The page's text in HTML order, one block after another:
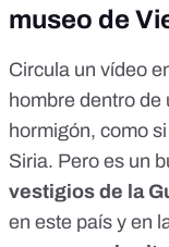
museo de
Circula un vídeo
hombre dentro de
hormigón, como
Siria. Pero es un
vestigios de la
en este país y en